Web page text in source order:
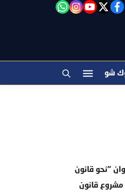
facebook
twitter
youtube
instagram
"‎Follow the آخر خبر channel on WhatsApp:
شو
"نحو قانون
مشروع قانون